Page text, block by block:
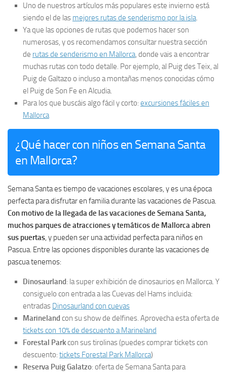
Uno de nuestros artículos más populares este invierno está
siendo el de las mejores rutas de senderismo por la isla.
Ya que las opciones de rutas que podemos hacer son
numerosas, y os recomendamos consultar nuestra sección
de rutas de senderismo en Mallorca, donde vais a encontrar
muchas rutas con todo detalle. Por ejemplo, al Puig des Teix, al
Puig de Galtazo o incluso a montañas menos conocidas cómo
el Puig de Son Fe en Alcudia.
Para los que buscáis algo fácil y corto: excursiones fáciles en
Mallorca
¿Qué hacer con niños en Semana Santa
en Mallorca?
Semana Santa es tiempo de vacaciones escolares, y es una época
perfecta para disfrutar en familia durante las vacaciones de Pascua.
Con motivo de la llegada de las vacaciones de Semana Santa,
muchos parques de atracciones y temáticos de Mallorca abren
sus puertas, y pueden ser una actividad perfecta para niños en
Pascua. Entre las opciones disponibles durante las vacaciones de
pascua tenemos:
Dinosaurland: la super exhibición de dinosaurios en Mallorca. Y
consiguelo con entrada a las Cuevas del Hams incluida:
entradas Dinosaurland con cuevas
Marineland con su show de delfines. Aprovecha esta oferta de
tickets con 10% de descuento a Marineland
Forestal Parkcon sus tirolinas (puedes comprar tickets con
descuento: tickets Forestal Park Mallorca)
Reserva Puig Galatzo: oferta de Semana Santa para